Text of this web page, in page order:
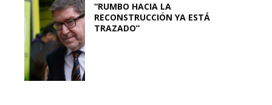
“RUMBO HACIA LA
RECONSTRUCCIÓN YA ESTÁ
TRAZADO”